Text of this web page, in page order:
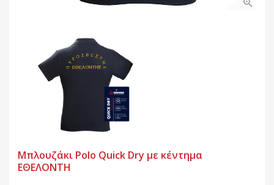
Μπλουζάκι Polo Quick Dry με κέντημα
ΕΘΕΛΟΝΤΗ